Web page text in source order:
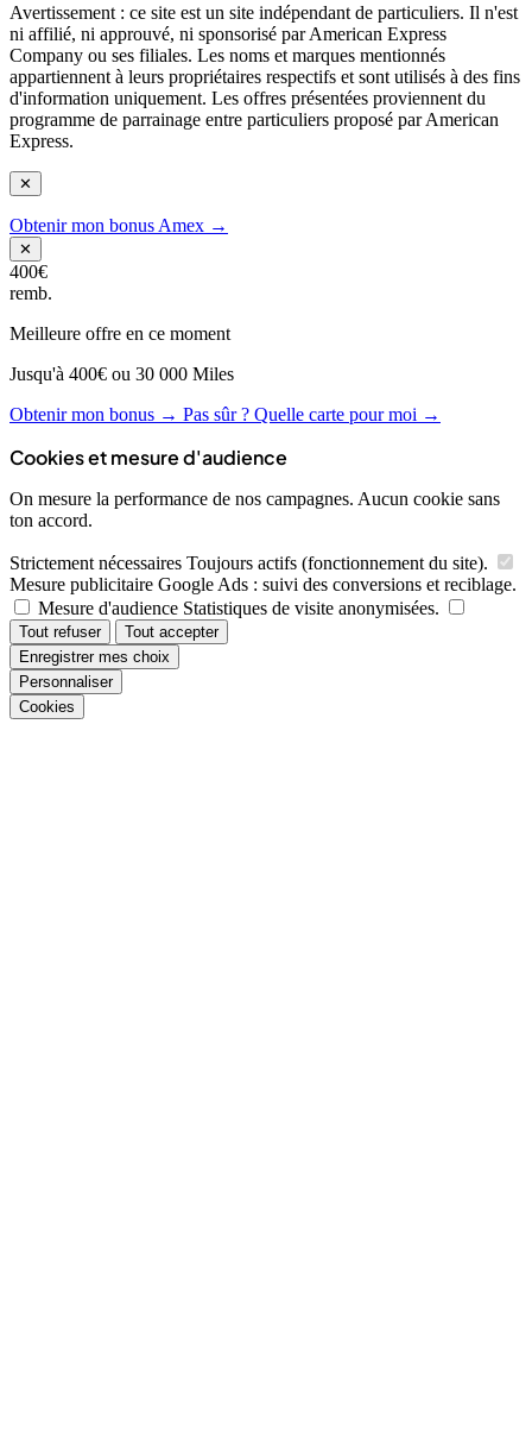
Avertissement : ce site est un site indépendant de particuliers. Il n'est
ni affilié, ni approuvé, ni sponsorisé par American Express
Company ou ses filiales. Les noms et marques mentionnés
appartiennent à leurs propriétaires respectifs et sont utilisés à des fins
d'information uniquement. Les offres présentées proviennent du
programme de parrainage entre particuliers proposé par American
Express.
✕
Obtenir mon bonus Amex →
✕
400€
remb.
Meilleure offre en ce moment
Jusqu'à 400€ ou 30 000 Miles
Obtenir mon bonus → Pas sûr ? Quelle carte pour moi →
Cookies et mesure d'audience
On mesure la performance de nos campagnes. Aucun cookie sans
ton accord.
Strictement nécessaires Toujours actifs (fonctionnement du site).
Mesure publicitaire Google Ads : suivi des conversions et reciblage.
Mesure d'audience Statistiques de visite anonymisées.
Tout refuser
Tout accepter
Enregistrer mes choix
Personnaliser
Cookies